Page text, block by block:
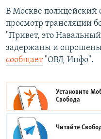
В Москве полицейский
просмотр трансляции
"Привет, это
задержаны и
сообщает"ОВД-Инфо".
Установите
Свобода
Читайте